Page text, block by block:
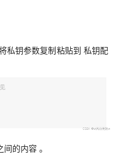
私钥参数复制粘贴到 私钥配
的内容 。